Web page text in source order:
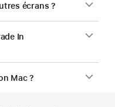
écrans ?
In
Mac ?